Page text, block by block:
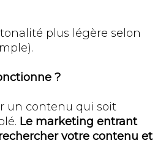
plus légère selon
?
un contenu qui soit
Le marketing entrant
votre contenu et